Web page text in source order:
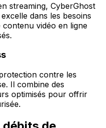
streaming, CyberGhost
dans les besoins
contenu vidéo en ligne
contre les
Il combine des
optimisés pour offrir